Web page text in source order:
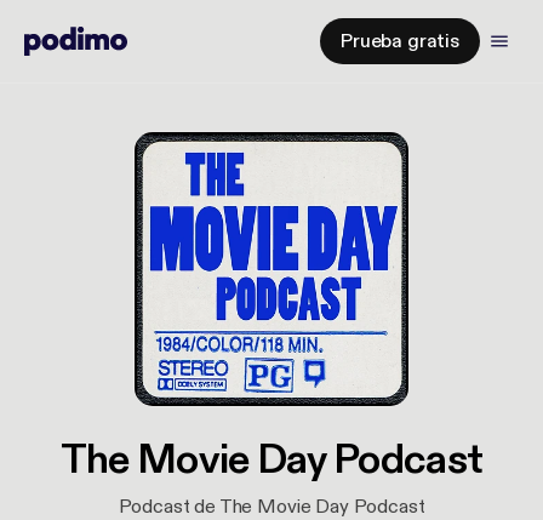
Prueba gratis
The Movie Day Podcast
Podcast de The Movie Day Podcast